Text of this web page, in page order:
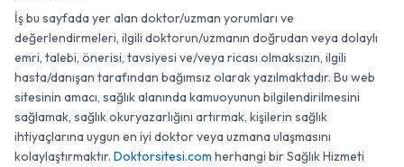
İş bu sayfada yer alan doktor/uzman yorumları ve
değerlendirmeleri, ilgili doktorun/uzmanın doğrudan veya dolaylı
emri, talebi, önerisi, tavsiyesi ve/veya ricası olmaksızın, ilgili
hasta/danışan tarafından bağımsız olarak yazılmaktadır. Bu web
sitesinin amacı, sağlık alanında kamuoyunun bilgilendirilmesini
sağlamak, sağlık okuryazarlığını artırmak, kişilerin sağlık
ihtiyaçlarına uygun en iyi doktor veya uzmana ulaşmasını
kolaylaştırmaktır. Doktorsitesi.com herhangi bir Sağlık Hizmeti